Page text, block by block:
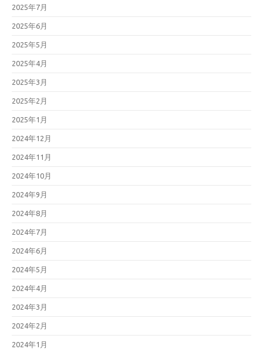
2025年7月
2025年6月
2025年5月
2025年4月
2025年3月
2025年2月
2025年1月
2024年12月
2024年11月
2024年10月
2024年9月
2024年8月
2024年7月
2024年6月
2024年5月
2024年4月
2024年3月
2024年2月
2024年1月